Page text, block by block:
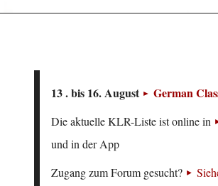
13 . bis 16. August German
Die aktuelle KLR-Liste ist online in
und in der App
Zugang zum Forum gesucht?